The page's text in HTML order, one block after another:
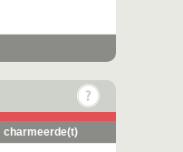
charmeerde(t)